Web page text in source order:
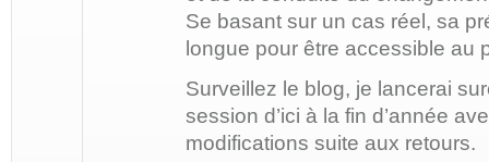
Se basant sur un cas réel, sa
longue pour être accessible au
Surveillez le blog, je lancerai
session d’ici à la fin d’année
modifications suite aux retours.